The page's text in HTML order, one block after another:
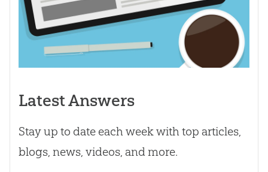
Latest Answers
Stay up to date each week with top articles,
blogs, news, videos, and more.